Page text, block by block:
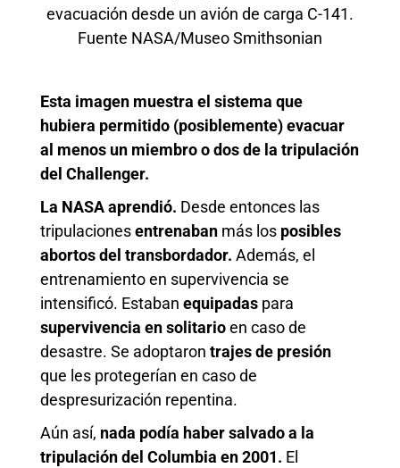
evacuación desde un avión de carga C-141.
Fuente NASA/Museo Smithsonian
Esta imagen muestra el sistema que
hubiera permitido (posiblemente) evacuar
al menos un miembro o dos de la tripulación
del Challenger.
La NASA aprendió. Desde entonces las
tripulacionesentrenaban más los posibles
abortos del transbordador. Además, el
entrenamiento en supervivencia se
intensificó. Estaban equipadas para
supervivencia en solitarioen caso de
desastre. Se adoptaron trajes de presión
que les protegerían en caso de
despresurización repentina.
Aún así, nada podía haber salvado a la
tripulación del Columbia en 2001. El